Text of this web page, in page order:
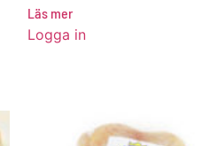
Läs mer
Logga in